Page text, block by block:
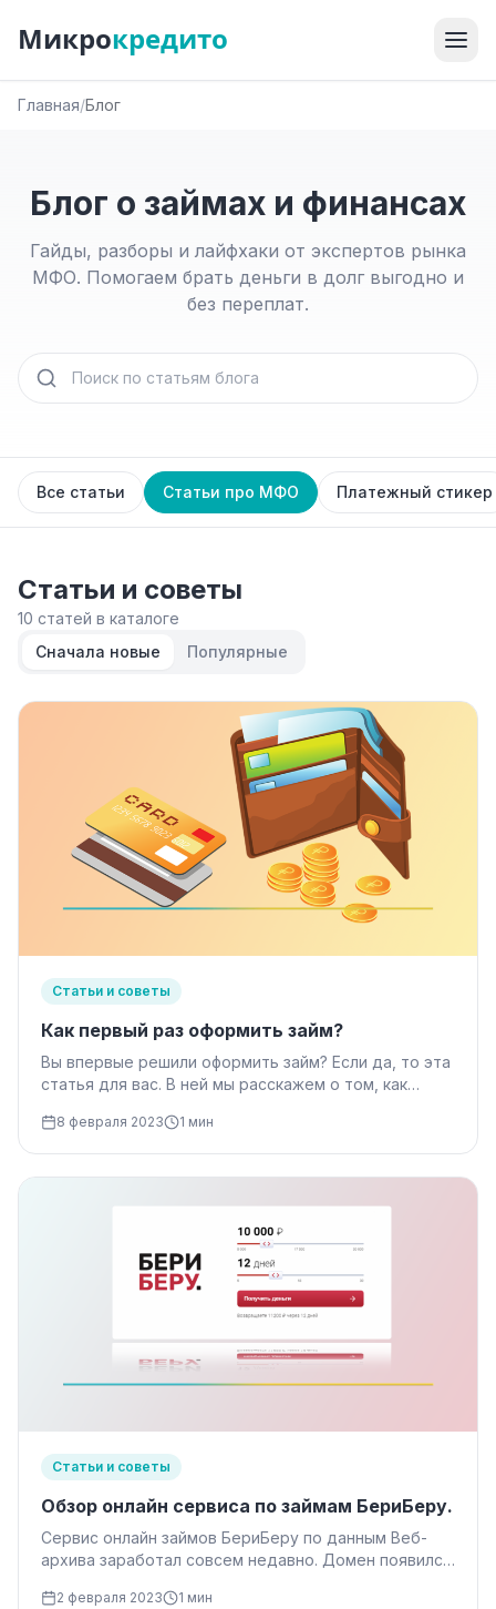
Микрокредито
Главная/Блог
Блог о займах и финансах
Гайды, разборы и лайфхаки от экспертов рынка
МФО. Помогаем брать деньги в долг выгодно и
без переплат.
Все статьи Статьи про МФО Платежный стикер
Статьи и советы
10 статей в каталоге
Сначала новые
Популярные
Статьи и советы
Как первый раз оформить займ?
Вы впервые решили оформить займ? Если да, то эта
статья для вас. В ней мы расскажем о том, как
8 февраля 2023 1 мин
Статьи и советы
Обзор онлайн сервиса по займам БериБеру.
Сервис онлайн займов БериБеру по данным Веб-
архива заработал совсем недавно. Домен появился
2 февраля 2023 1 мин